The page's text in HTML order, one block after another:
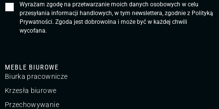
MEBLE BIUROWE
Biurka pracownicze
Krzesła biurowe
Przechowywanie
Wyrażam zgodę na przetwarzanie moich danych osobowych w celu
przesyłania informacji handlowych, w tym newslettera, zgodnie z Polityką
Prywatności. Zgoda jest dobrowolna i może być w każdej chwili
wycofana.